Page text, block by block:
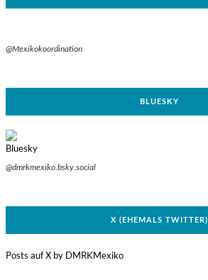
@Mexikokoordination
BLUESKY
@dmrkmexiko.bsky.social
X (EHEMALS TWITTER)
Posts auf X by DMRKMexiko